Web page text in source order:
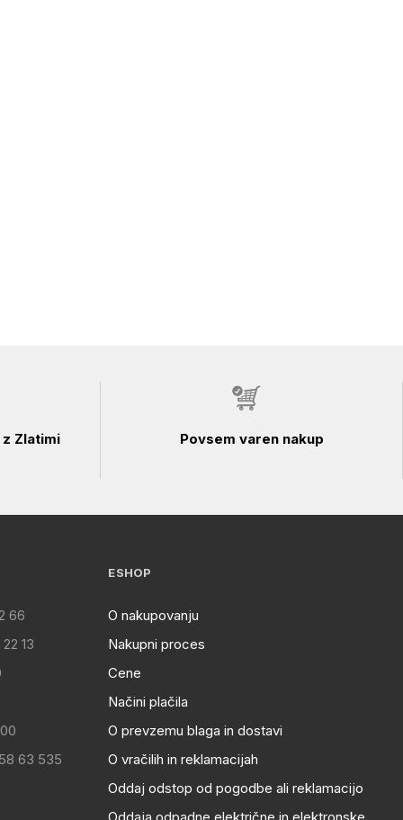
Zlatimi
Povsem varen nakup
66
13
63 535
ESHOP
O nakupovanju
Nakupni proces
Cene
Načini plačila
O prevzemu blaga in dostavi
O vračilih in reklamacijah
Oddaj odstop od pogodbe ali reklamacijo